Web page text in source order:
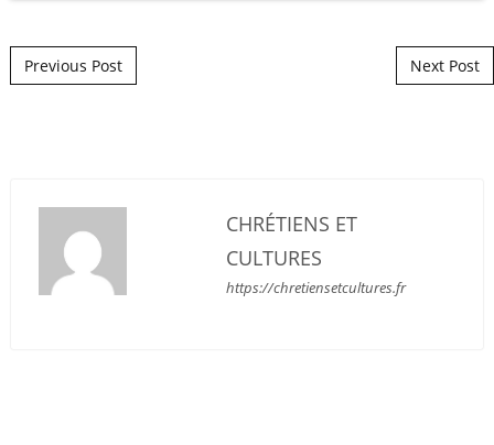
Post navigation
Previous Post Next Post
CHRÉTIENS ET
CULTURES
https://chretiensetcultures.fr